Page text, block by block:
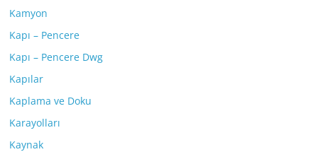
Kamyon
Kapı – Pencere
Kapı – Pencere Dwg
Kapılar
Kaplama ve Doku
Karayolları
Kaynak